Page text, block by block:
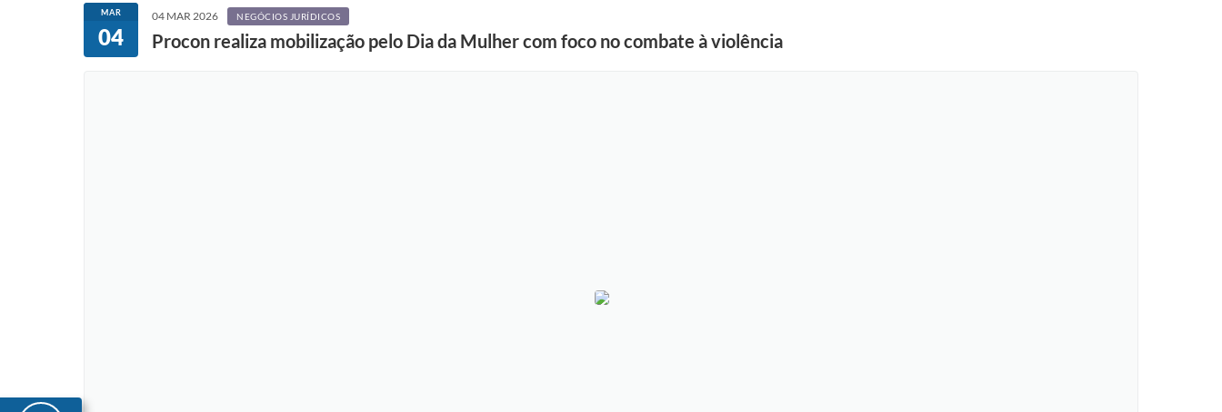
MAR
04
04 MAR 2026 NEGÓCIOS JURÍDICOS
Procon realiza mobilização pelo Dia da Mulher com foco no combate à violência